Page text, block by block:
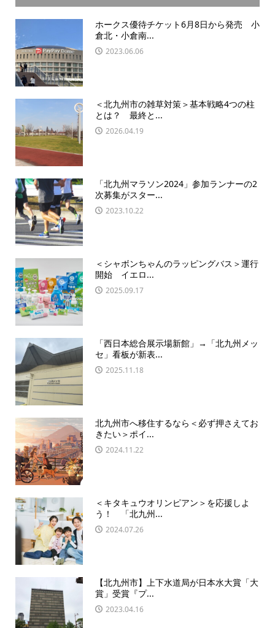
ホークス優待チケット6月8日から発売 小
倉北・小倉南...
2023.06.06
＜北九州市の雑草対策＞基本戦略4つの柱
とは？ 最終と...
2026.04.19
「北九州マラソン2024」参加ランナーの2
次募集がスター...
2023.10.22
＜シャボンちゃんのラッピングバス＞運行
開始 イエロ...
2025.09.17
「西日本総合展示場新館」→「北九州メッ
セ」看板が新表...
2025.11.18
北九州市へ移住するなら＜必ず押さえてお
きたい＞ポイ...
2024.11.22
＜キタキュウオリンピアン＞を応援しよ
う！ 「北九州...
2024.07.26
【北九州市】上下水道局が日本水大賞「大
賞」受賞『プ...
2023.04.16